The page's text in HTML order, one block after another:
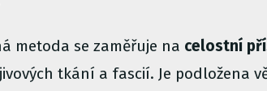
metoda se zaměřuje na celostní
tkání a fascií. Je podložena